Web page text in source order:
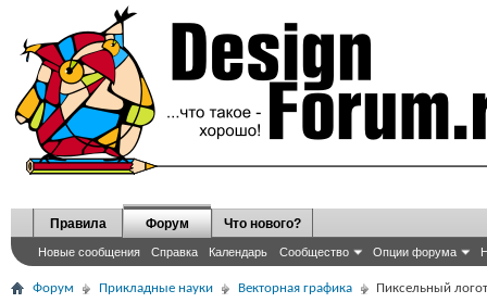
Правила Форум
Новые сообщения Справка Календарь Сообщество Опции форума
Что нового?
Форум Прикладные науки Векторная графика Пиксельный